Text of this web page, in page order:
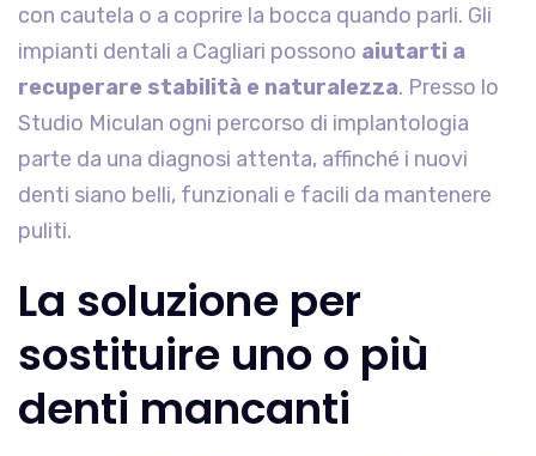
con cautela o a coprire la bocca quando parli. Gli
impianti dentali a Cagliari possono aiutarti a
recuperare stabilità e naturalezza. Presso lo
Studio Miculan ogni percorso di implantologia
parte da una diagnosi attenta, affinché i nuovi
denti siano belli, funzionali e facili da mantenere
puliti.
La soluzione per
sostituire uno o più
denti mancanti